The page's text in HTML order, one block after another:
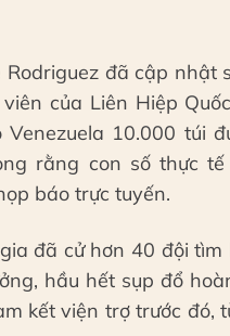
Rodriguez đã cập nhật
của Liên Hiệp
10.000 túi
rằng con số thực
báo trực tuyến.
đã cử hơn 40 đội tìm
hầu hết sụp đổ
kết viện trợ trước đó,